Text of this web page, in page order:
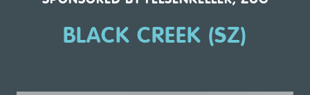
BLACK CREEK (SZ)